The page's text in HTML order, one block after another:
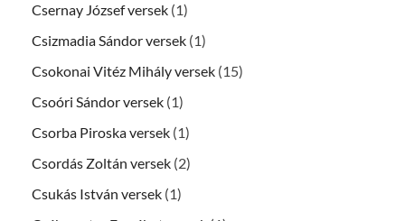
Csernay József versek (1)
Csizmadia Sándor versek (1)
Csokonai Vitéz Mihály versek (15)
Csoóri Sándor versek (1)
Csorba Piroska versek (1)
Csordás Zoltán versek (2)
Csukás István versek (1)